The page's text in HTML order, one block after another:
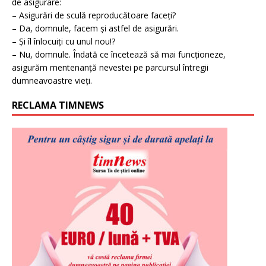
– Asigurări de sculă reproducătoare faceți?
– Da, domnule, facem și astfel de asigurări.
– Și îl înlocuiți cu unul nou!?
– Nu, domnule. Îndată ce încetează să mai funcționeze,
asigurăm mentenanță nevestei pe parcursul întregii
dumneavoastre vieți.
RECLAMA TIMNEWS